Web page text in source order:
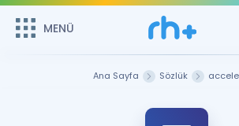
MENÜ
Sepetin Şu An Boş.
MENÜ
Ana Sayfa Sözlük